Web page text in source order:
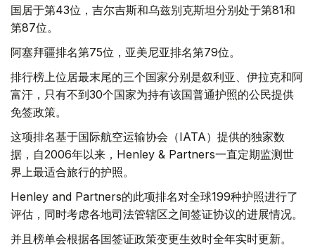
国居于第43位，吉尔吉斯和乌兹别克斯坦分别处于第81和
第87位。
阿塞拜疆排名第75位，亚美尼亚排名第79位。
排行榜上位居最末尾的三个国家分别是叙利亚、伊拉克和阿
富汗，只有不到30个国家为持有该国普通护照的公民提供
免签政策。
这项排名基于国际航空运输协会（IATA）提供的独家数
据，自2006年以来，Henley & Partners一直定期监测世
界上最适合旅行的护照。
Henley and Partners的此项排名对全球199种护照进行了
评估，同时考虑各地司法管辖区之间签证协议的进展情况。
并且榜单会根据各国签证政策变更生效时全年实时更新。